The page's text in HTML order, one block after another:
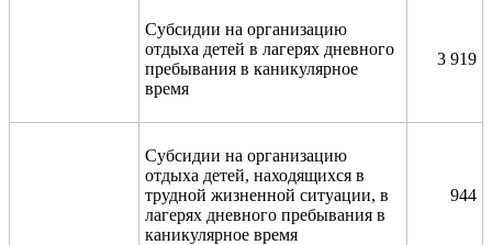
Субсидии на организацию
отдыха детей в лагерях дневного
пребывания в каникулярное
время
3 919
Субсидии на организацию
отдыха детей, находящихся в
трудной жизненной ситуации, в
лагерях дневного пребывания в
каникулярное время
944